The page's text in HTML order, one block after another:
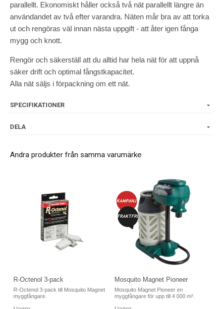
parallellt. Ekonomiskt håller också två nät parallellt längre än
användandet av två efter varandra. Näten mår bra av att torka
ut och rengöras väl innan nästa uppgift - att åter igen fånga
mygg och knott.
Rengör och säkerställ att du alltid har hela nät för att uppnå
säker drift och optimal fångstkapacitet.
Alla nät säljs i förpackning om ett nät.
SPECIFIKATIONER
DELA
Andra produkter från samma varumärke
R-Octenol 3-pack
R-Octenol 3-pack till Mosquito Magnet
myggfångare.
Mosquito Magnet Pioneer
Mosquito Magnet Pioneer en
myggfångare för upp till 4 000 m².